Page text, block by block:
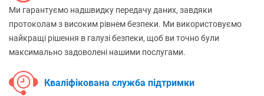
Ми гарантуємо надшвидку передачу даних, завдяки
протоколам з високим рівнем безпеки. Ми використовуємо
найкращі рішення в галузі безпеки, щоб ви точно були
максимально задоволені нашими послугами.
Кваліфікована служба підтримки